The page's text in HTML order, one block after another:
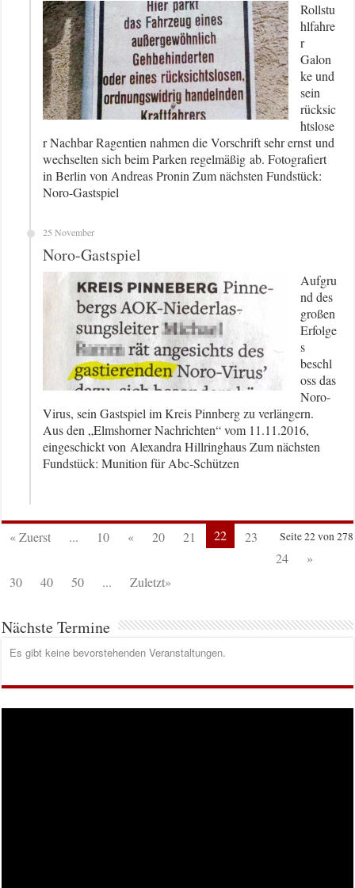
Rollstu
hlfahre
r
Galon
ke und
sein
rücksic
htslose
r Nachbar Ragentien nahmen die Vorschrift sehr ernst und
wechselten sich beim Parken regelmäßig ab. Fotografiert
in Berlin von Andreas Pronin Zum nächsten Fundstück:
Noro-Gastspiel
25 November
Noro-Gastspiel
Aufgru
nd des
großen
Erfolge
s
beschl
oss das
Noro-
Virus, sein Gastspiel im Kreis Pinnberg zu verlängern.
Aus den „Elmshorner Nachrichten“ vom 11.11.2016,
eingeschickt von Alexandra Hillringhaus Zum nächsten
Fundstück: Munition für Abc-Schützen
Seite 22 von 278
« Zuerst ... 10 « 20 21 22
23
24
»
30
40 50 ... Zuletzt»
Nächste Termine
Es gibt keine bevorstehenden Veranstaltungen.